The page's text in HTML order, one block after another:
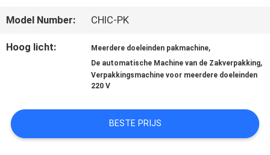
KWALITEITSCONTROLE
CONTACT
MET
Model Number: CHIC-PK
Hoog licht: Meerdere doeleinden pakmachine,
De automatische Machine van de Zakverpakking,
Verpakkingsmachine voor meerdere doeleinden
220 V
BESTE PRIJS